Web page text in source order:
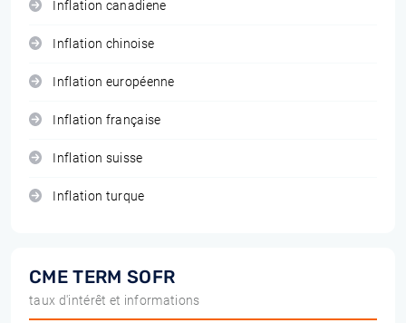
Inflation canadiene
Inflation chinoise
Inflation européenne
Inflation française
Inflation suisse
Inflation turque
CME TERM SOFR
taux d'intérêt et informations